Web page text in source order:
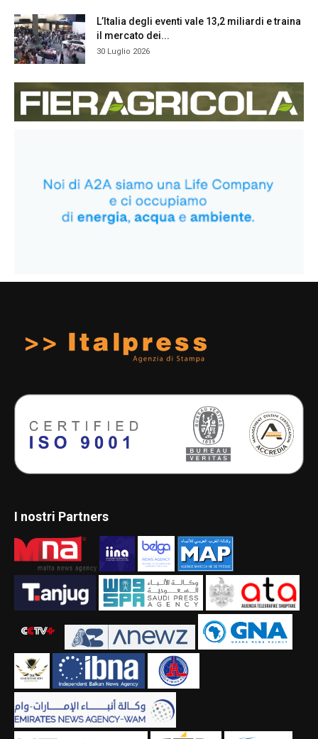
L’Italia degli eventi vale 13,2 miliardi e traina
il mercato dei...
30 Luglio 2026
I nostri Partners